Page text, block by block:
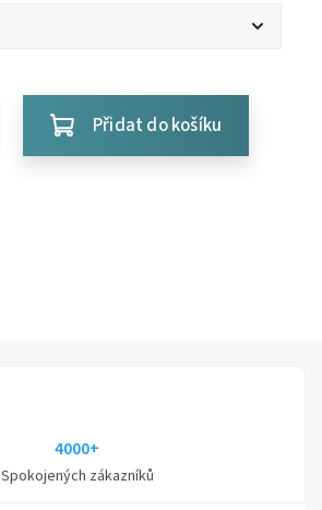
Přidat do košíku
4000+
Spokojených zákazníků